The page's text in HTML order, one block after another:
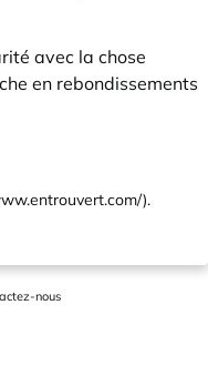
avec la chose
en rebondissements
).
nous